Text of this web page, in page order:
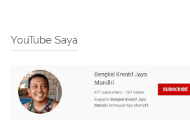
YouTube Saya